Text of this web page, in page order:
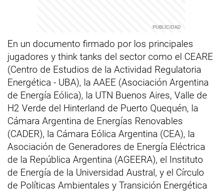
En un documento firmado por los principales
jugadores y think tanks del sector como el CEARE
(Centro de Estudios de la Actividad Regulatoria
Energética - UBA), la AAEE (Asociación Argentina
de Energía Eólica), la UTN Buenos Aires, Valle de
H2 Verde del Hinterland de Puerto Quequén, la
Cámara Argentina de Energías Renovables
(CADER), la Cámara Eólica Argentina (CEA), la
Asociación de Generadores de Energía Eléctrica
de la República Argentina (AGEERA), el Instituto
de Energía de la Universidad Austral, y el Círculo
de Políticas Ambientales y Transición Energética